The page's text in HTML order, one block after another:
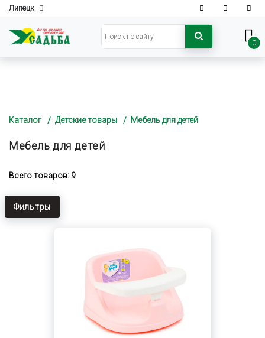
Липецк
0
Каталог Детские товары Мебель для детей
Мебель для детей
Всего товаров: 9
Фильтры